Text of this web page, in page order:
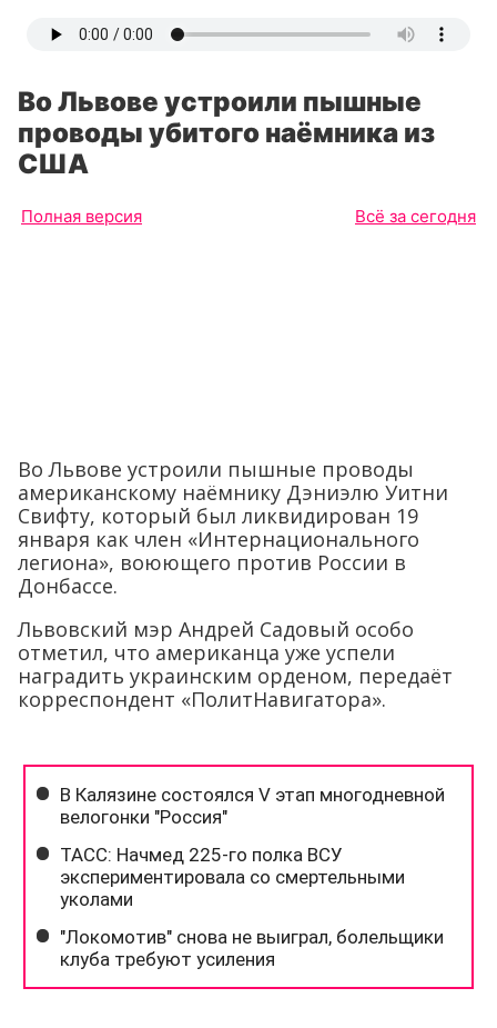
Во Львове устроили пышные
проводы убитого наёмника из
США
Полная версия Всё за сегодня
Во Львове устроили пышные проводы
американскому наёмнику Дэниэлю Уитни
Свифту, который был ликвидирован 19
января как член «Интернационального
легиона», воюющего против России в
Донбассе.
Львовский мэр Андрей Садовый особо
отметил, что американца уже успели
наградить украинским орденом, передаёт
корреспондент «ПолитНавигатора».